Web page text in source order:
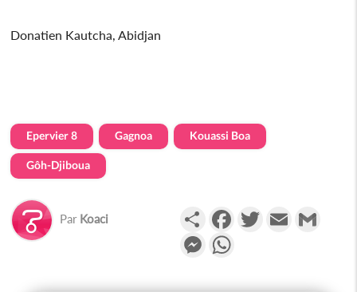
Donatien Kautcha, Abidjan
Epervier 8 Gagnoa Kouassi Boa
Gôh-Djiboua
Par Koaci PartagerFacebookTwitterEmail
Messenger